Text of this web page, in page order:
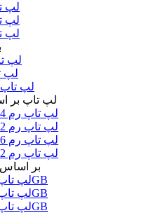
لپ تاپ
لپ تاپ
لپ تاپ
لپ
لپ
لپ
لپ تاپ بر
لپ تاپ رم 64 گیگابایت
لپ تاپ رم 32 گیگابایت
لپ تاپ رم 16 گیگابایت
لپ تاپ رم 12 گیگابایت
بر
لپ تاپ گرافیک 8GB
لپ تاپ گرافیک 6GB
لپ تاپ گرافیک 4GB